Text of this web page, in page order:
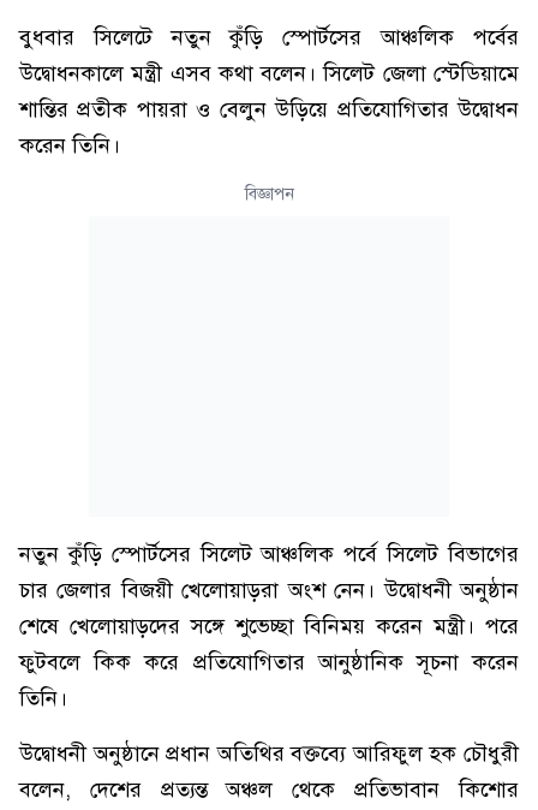
বুধবার সিলেটে নতুন কুঁড়ি স্পোর্টসের আঞ্চলিক পর্বের
উদ্বোধনকালে মন্ত্রী এসব কথা বলেন। সিলেট জেলা স্টেডিয়ামে
শান্তির প্রতীক পায়রা ও বেলুন উড়িয়ে প্রতিযোগিতার উদ্বোধন
করেন তিনি।
বিজ্ঞাপন
নতুন কুঁড়ি স্পোর্টসের সিলেট আঞ্চলিক পর্বে সিলেট বিভাগের
চার জেলার বিজয়ী খেলোয়াড়রা অংশ নেন। উদ্বোধনী অনুষ্ঠান
শেষে খেলোয়াড়দের সঙ্গে শুভেচ্ছা বিনিময় করেন মন্ত্রী। পরে
ফুটবলে কিক করে প্রতিযোগিতার আনুষ্ঠানিক সূচনা করেন
তিনি।
উদ্বোধনী অনুষ্ঠানে প্রধান অতিথির বক্তব্যে আরিফুল হক চৌধুরী
বলেন, দেশের প্রত্যন্ত অঞ্চল থেকে প্রতিভাবান কিশোর